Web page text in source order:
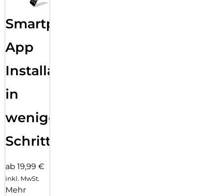
Smartphone
App
Installation
in
wenigen
Schritten
ab 19,99 €
inkl. MwSt.
Mehr